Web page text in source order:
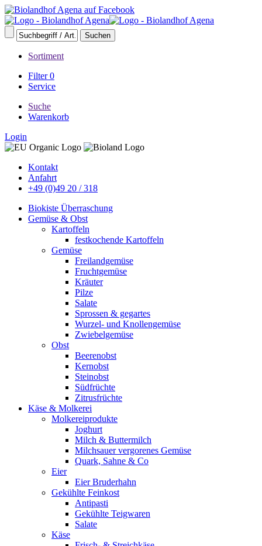
Sortiment
Filter 0
Service
Suche
Warenkorb
Login
Kontakt
Anfahrt
+49 (0)49 20 / 318
Biokiste Überraschung
Gemüse & Obst
Kartoffeln
festkochende Kartoffeln
Gemüse
Freilandgemüse
Fruchtgemüse
Kräuter
Pilze
Salate
Sprossen & gegartes
Wurzel- und Knollengemüse
Zwiebelgemüse
Obst
Beerenobst
Kernobst
Steinobst
Südfrüchte
Zitrusfrüchte
Käse & Molkerei
Molkereiprodukte
Joghurt
Milch & Buttermilch
Milchsauer vergorenes Gemüse
Quark, Sahne & Co
Eier
Eier Bruderhahn
Gekühlte Feinkost
Antipasti
Gekühlte Teigwaren
Salate
Käse